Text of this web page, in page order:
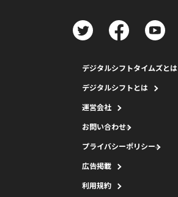
デジタルシフトタイムズとは
デジタルシフトとは
運営会社
お問い合わせ
プライバシーポリシー
広告掲載
利用規約